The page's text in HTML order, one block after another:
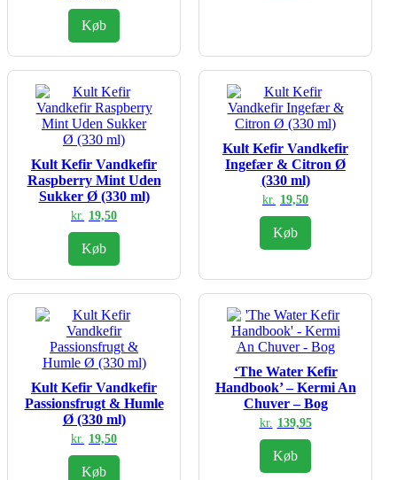
Køb
Kult Kefir Vandkefir
Raspberry Mint Uden
Sukker Ø (330 ml)
kr. 19,50
Køb
Kult Kefir Vandkefir
Ingefær & Citron Ø
(330 ml)
kr. 19,50
Køb
Kult Kefir Vandkefir
Passionsfrugt & Humle
Ø (330 ml)
kr. 19,50
Køb
‘The Water Kefir
Handbook’ – Kermi An
Chuver – Bog
kr. 139,95
Køb